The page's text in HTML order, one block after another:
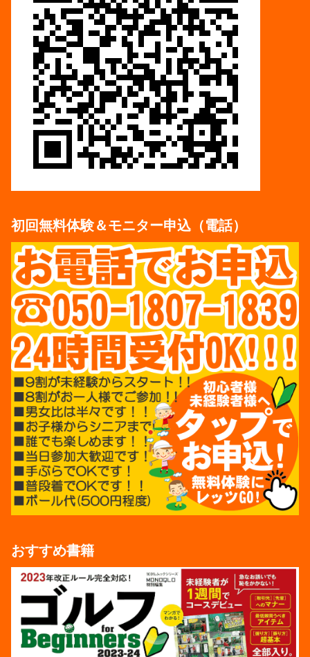
初回無料体験＆モニター申込（電話）
おすすめ書籍